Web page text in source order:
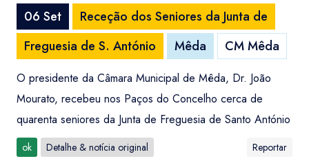
06 Set
Receção dos Seniores da Junta de
Freguesia de S. António
Mêda CM Mêda
O presidente da Câmara Municipal de Mêda, Dr. João
Mourato, recebeu nos Paços do Concelho cerca de
quarenta seniores da Junta de Freguesia de Santo António
ok Detalhe & notícia original Reportar